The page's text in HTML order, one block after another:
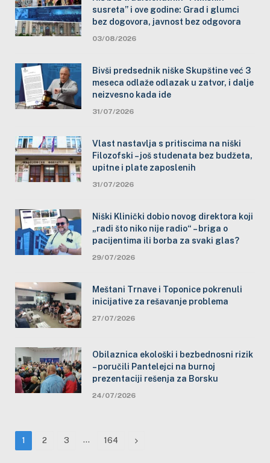
susreta” i ove godine: Grad i glumci
bez dogovora, javnost bez odgovora
03/08/2026
Bivši predsednik niške Skupštine već 3
meseca odlaže odlazak u zatvor, i dalje
neizvesno kada ide
31/07/2026
Vlast nastavlja s pritiscima na niški
Filozofski – još studenata bez budžeta,
upitne i plate zaposlenih
31/07/2026
Niški Klinički dobio novog direktora koji
„radi što niko nije radio“ – briga o
pacijentima ili borba za svaki glas?
29/07/2026
Meštani Trnave i Toponice pokrenuli
inicijative za rešavanje problema
27/07/2026
Obilaznica ekološki i bezbednosni rizik
– poručili Pantelejci na burnoj
prezentaciji rešenja za Borsku
24/07/2026
1 2 3 … 164 Next